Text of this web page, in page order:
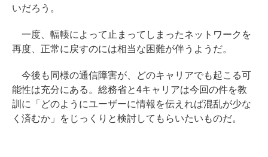
いだろう。
一度、輻輳によって止まってしまったネットワークを
再度、正常に戻すのには相当な困難が伴うようだ。
今後も同様の通信障害が、どのキャリアでも起こる可
能性は充分にある。総務省と4キャリアは今回の件を教
訓に「どのようにユーザーに情報を伝えれば混乱が少な
く済むか」をじっくりと検討してもらいたいものだ。